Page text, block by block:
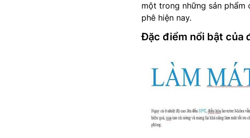
một trong những sản phẩm
phê hiện nay.
Đặc điểm nổi bật của